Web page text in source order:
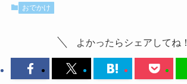
おでかけ
よかったらシェアしてね！